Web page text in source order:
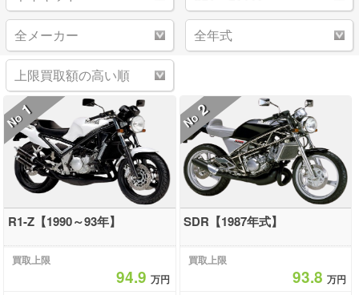
No
1
R1-Z【1990～93年】
買取上限
94.9万円
No
2
SDR【1987年式】
買取上限
93.8 万円